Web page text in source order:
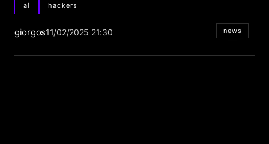
ai hackers
giorgos11/02/2025 21:30 news